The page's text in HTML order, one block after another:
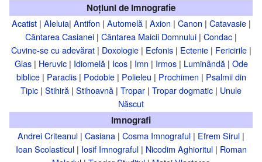
Noțiuni de imnografie
Acatist| Aleluia| Antifon | Automelă| Axion | Canon | Catavasie|
Cântarea Casianei | Cântarea Maicii Domnului | Condac |
Cuvine-se cu adevărat| Doxologie| Ecfonis| Ectenie| Fericirile|
Glas| Heruvic| Idiomelă| Icos| Imn | Irmos| Luminândă| Ode
biblice| Paraclis| Podobie| Polieleu | Prochimen | Psalmii din
Tipic | Stihiră | Stihoavnă | Tropar | Tropar dogmatic | Unule
Născut
Imnografi
Andrei Criteanul | Casiana | Cosma Imnograful | Efrem Sirul |
Ioan Scolasticul| Iosif Imnograful| Nicodim Aghioritul| Roman